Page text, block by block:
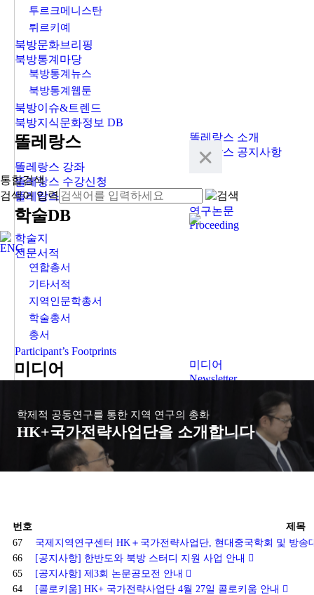
투르크메니스탄
튀르키예
북방문화브리핑
북방통계마당
북방통계뉴스
북방통계웹툰
북방이슈&트렌드
북방지식문화정보 DB
똘레랑스
똘레랑스 소개
똘레랑스 공지사항
똘레랑스 강좌
똘레랑스 수강신청
똘레랑스 협력기관
학술DB
연구논문
Proceeding
학술지
전문서적
연합총서
기타서적
지역인문학총서
학술총서
총서
Participant’s Footprints
미디어
미디어
Newsletter
통합검색
검색어 입력
ENG
학제적 공동연구를 통한 지역 연구의 총화
HK+국가전략사업단을 소개합니다
번호
제목
67
국제지역연구센터 HK＋국가전략사업단, 현대중국학회 및 방
66
[공지사항] 한반도와 북방 스터디 지원 사업 안내
65
[공지사항] 제3회 논문공모전 안내
64
[콜로키움] HK+ 국가전략사업단 4월 27일 콜로키움 안내